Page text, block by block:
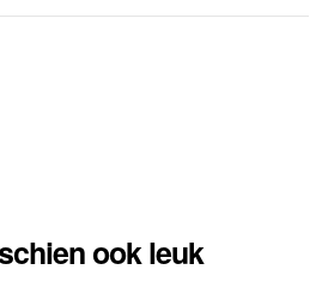
ook leuk